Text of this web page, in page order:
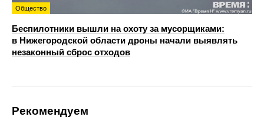
Общество
Беспилотники вышли на охоту за мусорщиками:
в Нижегородской области дроны начали выявлять
незаконный сброс отходов
Рекомендуем